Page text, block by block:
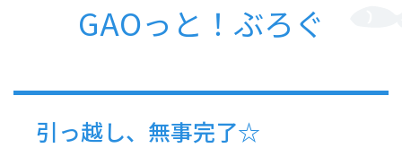
GAOっと！ぶろぐ
引っ越し、無事完了☆